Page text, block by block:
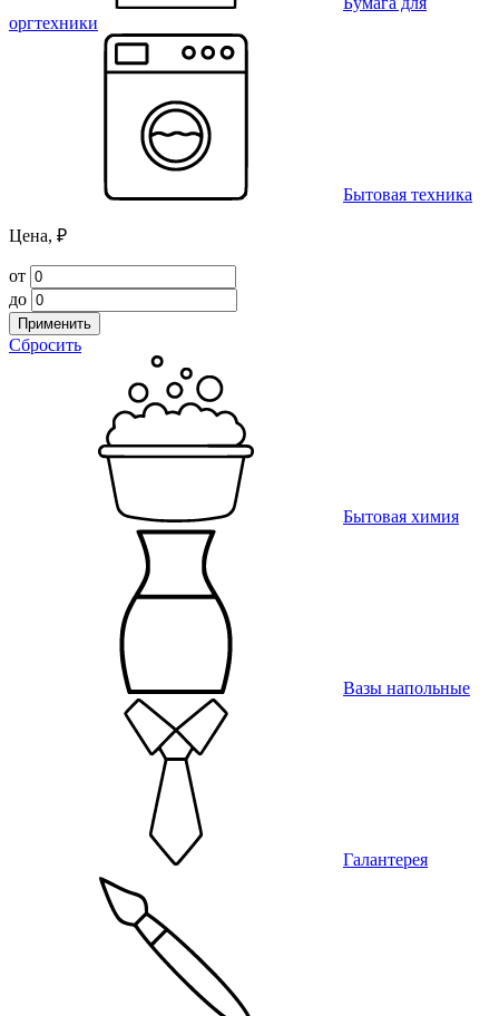
оргтехники
Бытовая техника
Цена, ₽
от
до
Применить
Сбросить
Бытовая химия
Вазы напольные
Галантерея